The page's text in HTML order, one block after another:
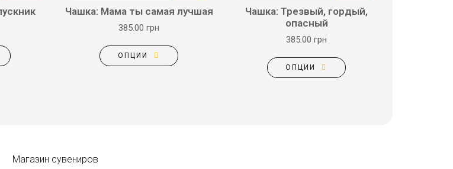
Чашка: Мама ты самая лучшая
385.00 грн
ОПЦИИ
Чашка: Трезвый, гордый,
опасный
385.00 грн
ОПЦИИ
Магазин сувениров